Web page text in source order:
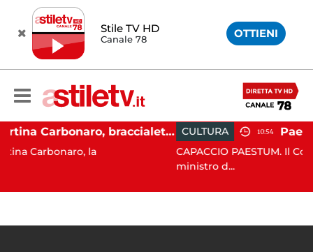
Stile TV HD
Canale 78 OTTIENI
Martina Carbonaro, braccialetto elettronico per i genitori della 14enne uccisa dall'ex
la
CULTURA 10:54
CAPACCIO PAESTUM. Il Codancos